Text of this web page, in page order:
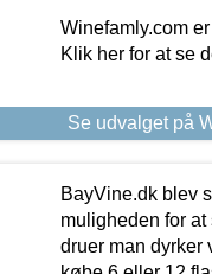
Winefamly.com
Klik her for at se
Se udvalget på
BayVine.dk blev
muligheden for
druer man dyrker